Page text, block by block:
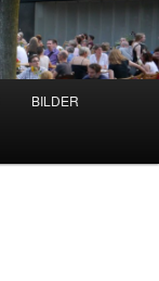
BILDER